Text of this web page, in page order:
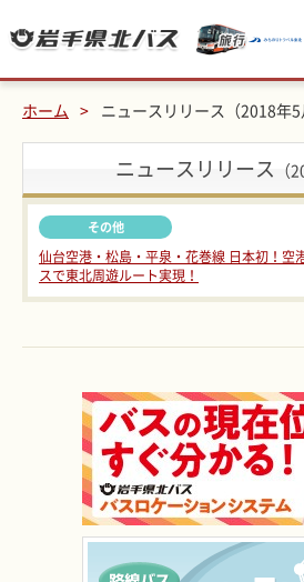
ホーム ニュースリリース（2018年5
ニュースリリース （
その他
仙台空港・松島・平泉・花巻線 日本初！空
スで東北周遊ルート実現！